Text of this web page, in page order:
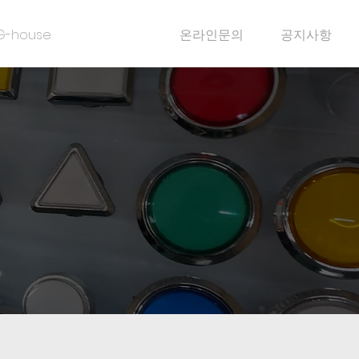
house 온라인문의 공지사항